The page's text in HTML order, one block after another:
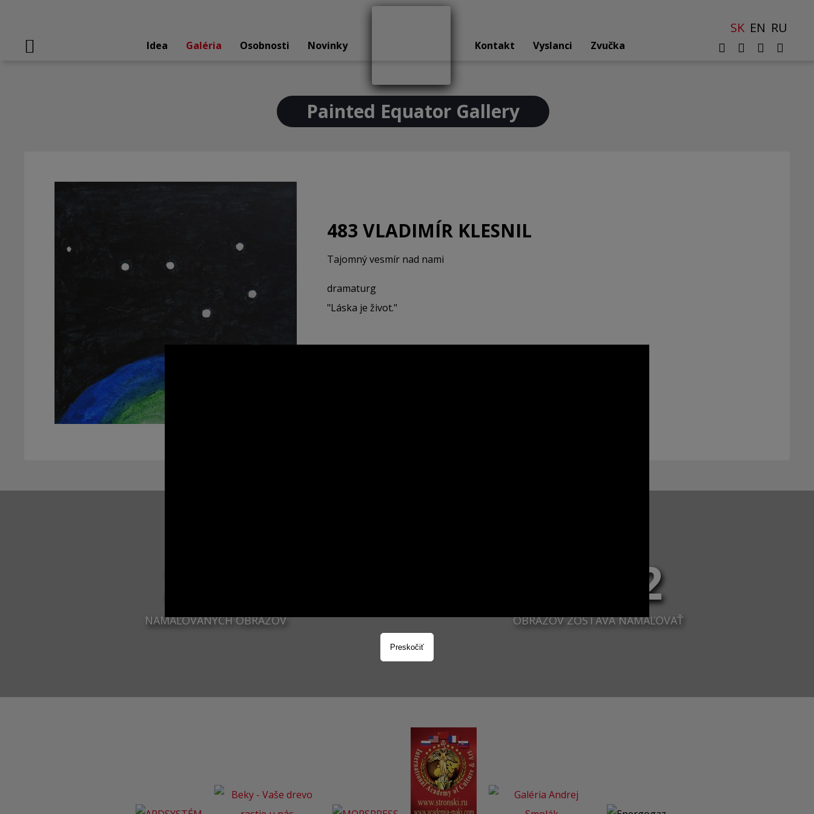
Idea Galéria Osobnosti Novinky
Painted Equator Gallery
Kontakt Vyslanci Zvučka
SK EN RU
483 VLADIMÍR KLESNIL
dramaturg
"Láska je život."
Tajomný vesmír nad nami
NAMAĽOVANÝCH OBRAZOV
37112
OBRAZOV ZOSTÁVA NAMAĽOVAŤ
Preskočiť